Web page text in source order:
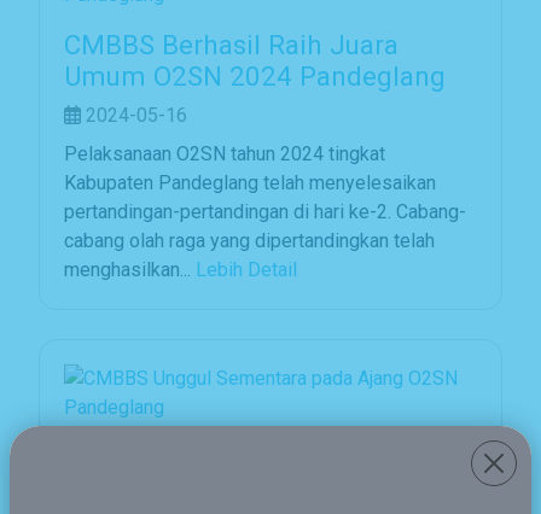
CMBBS Berhasil Raih Juara
Umum O2SN 2024 Pandeglang
2024-05-16
Pelaksanaan O2SN tahun 2024 tingkat
Kabupaten Pandeglang telah menyelesaikan
pertandingan-pertandingan di hari ke-2. Cabang-
cabang olah raga yang dipertandingkan telah
menghasilkan...
Lebih Detail